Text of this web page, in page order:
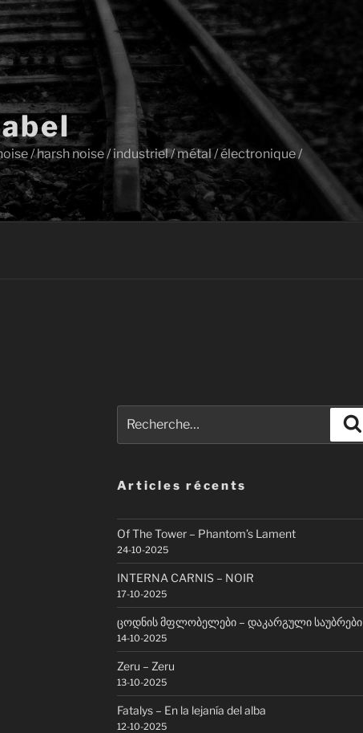
/ harsh noise / industriel / métal / électronique /
pour
:
Articles récents
Of The Tower – Phantom’s Lament
24-10-2025
INTERNA CARNIS – NOIR
17-10-2025
ცოდნის მფლობელები – დაკარგული საუბრები
14-10-2025
Zeru – Zeru
13-10-2025
Fatalys – En la lejanía del alba
12-10-2025